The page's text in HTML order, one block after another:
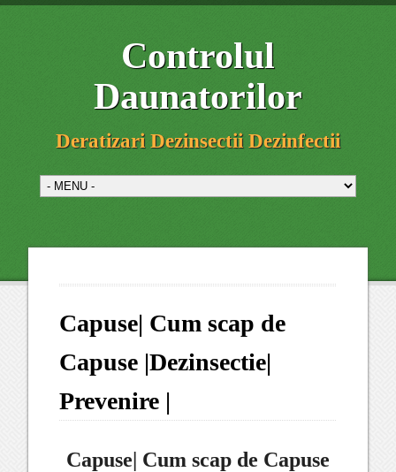
Controlul
Daunatorilor
Deratizari Dezinsectii Dezinfectii
Capuse| Cum scap de
Capuse |Dezinsectie|
Prevenire |
Capuse| Cum scap de Capuse